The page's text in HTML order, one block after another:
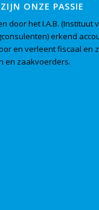
ONZE PASSIE
door het I.A.B. (Instituut
erkend
en verleent fiscaal en
en zaakvoerders.